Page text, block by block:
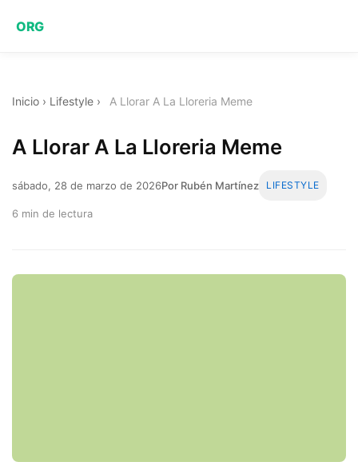
ORG
Inicio › Lifestyle › A Llorar A La Lloreria Meme
A Llorar A La Lloreria Meme
sábado, 28 de marzo de 2026Por Rubén Martínez LIFESTYLE
6 min de lectura